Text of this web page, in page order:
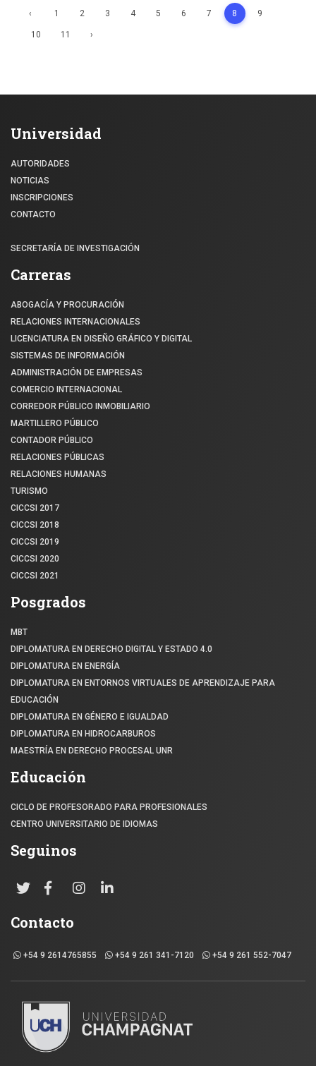
‹ 1 2 3 4 5 6 7 8 9
10 11 ›
Universidad
AUTORIDADES
NOTICIAS
INSCRIPCIONES
CONTACTO
SECRETARÍA DE INVESTIGACIÓN
Carreras
ABOGACÍA Y PROCURACIÓN
RELACIONES INTERNACIONALES
LICENCIATURA EN DISEÑO GRÁFICO Y DIGITAL
SISTEMAS DE INFORMACIÓN
ADMINISTRACIÓN DE EMPRESAS
COMERCIO INTERNACIONAL
CORREDOR PÚBLICO INMOBILIARIO
MARTILLERO PÚBLICO
CONTADOR PÚBLICO
RELACIONES PÚBLICAS
RELACIONES HUMANAS
TURISMO
CICCSI 2017
CICCSI 2018
CICCSI 2019
CICCSI 2020
CICCSI 2021
Posgrados
MBT
DIPLOMATURA EN DERECHO DIGITAL Y ESTADO 4.0
DIPLOMATURA EN ENERGÍA
DIPLOMATURA EN ENTORNOS VIRTUALES DE APRENDIZAJE PARA
EDUCACIÓN
DIPLOMATURA EN GÉNERO E IGUALDAD
DIPLOMATURA EN HIDROCARBUROS
MAESTRÍA EN DERECHO PROCESAL UNR
Educación
CICLO DE PROFESORADO PARA PROFESIONALES
CENTRO UNIVERSITARIO DE IDIOMAS
Seguinos
Contacto
+54 9 2614765855 +54 9 261 341-7120 +54 9 261 552-7047